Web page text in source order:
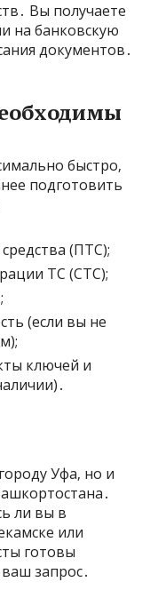
Вы получаете
на банковскую
документов․
быстро‚
подготовить
(ПТС);
ТС (СТС);
(если вы не
ключей и
Уфа‚ но и
ли вы в
или
готовы
запрос․